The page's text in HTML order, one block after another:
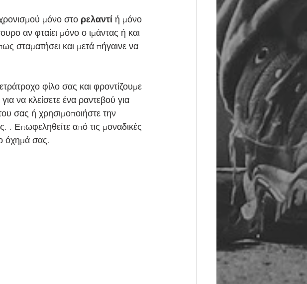
μόνο στο ρελαντί ή μόνο
αν φταίει μόνο ο ιμάντας ή και
σταματήσει και μετά πήγαινε να
φίλο σας και φροντίζουμε
να κλείσετε ένα ραντεβού για
σας ή χρησιμοποιήστε την
. Επωφεληθείτε από τις μοναδικές
όχημά σας.